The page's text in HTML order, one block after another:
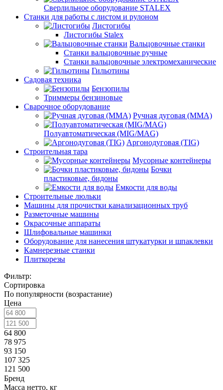
Сверлильное оборудование STALEX
Станки для работы с листом и рулоном
Листогибы
Листогибы Stalex
Вальцовочные станки
Станки вальцовочные ручные
Станки вальцовочные электромеханические
Гильотины
Садовая техника
Бензопилы
Триммеры бензиновые
Сварочное оборудование
Ручная дуговая (MMA)
Полуавтоматическая (MIG/MAG)
Аргонодуговая (TIG)
Строительная тара
Мусорные контейнеры
Бочки
пластиковые, бидоны
Емкости для воды
Строительные люльки
Машины для прочистки канализационных труб
Разметочные машины
Окрасочные аппараты
Шлифовальные машинки
Оборудование для нанесения штукатурки и шпаклевки
Камнерезные станки
Плиткорезы
Фильтр:
Сортировка
По популярности (возрастание)
Цена
64 800
78 975
93 150
107 325
121 500
Бренд
Масса нетто, кг